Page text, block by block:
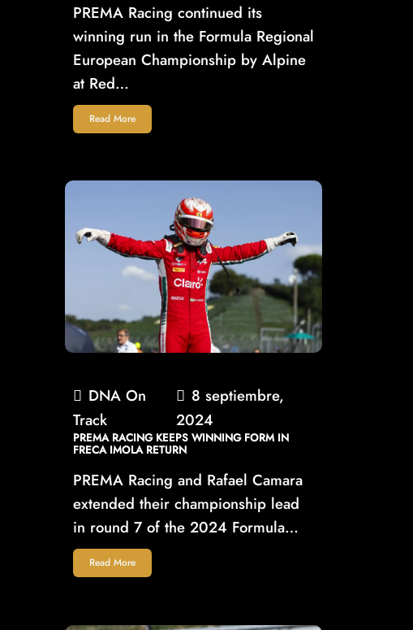
PREMA Racing continued its
winning run in the Formula Regional
European Championship by Alpine
at Red…
Read More
DNA On
Track
8 septiembre,
2024
PREMA RACING KEEPS WINNING FORM IN
FRECA IMOLA RETURN
PREMA Racing and Rafael Camara
extended their championship lead
in round 7 of the 2024 Formula…
Read More